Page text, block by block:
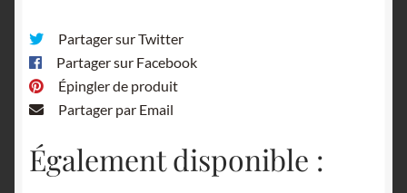
Partager sur Twitter
Partager sur Facebook
Épingler de produit
Partager par Email
Également disponible :